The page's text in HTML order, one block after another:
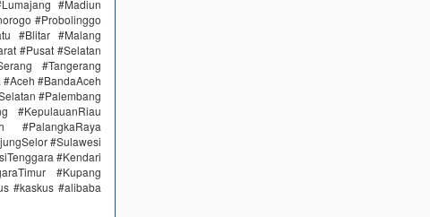
#Madiun
#Probolinggo
#Blitar #Malang
#Pusat #Selatan
#Tangerang
#BandaAceh
#Palembang
#KepulauanRiau
#PalangkaRaya
#Sulawesi
#Kendari
#Kupang
#kaskus #alibaba